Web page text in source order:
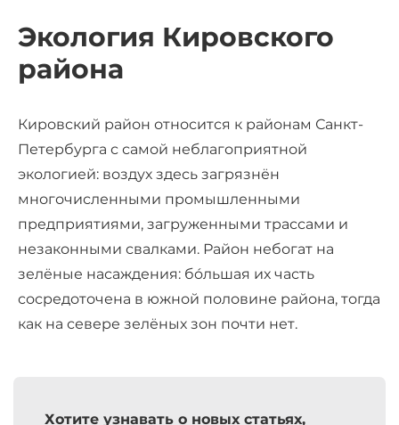
Экология Кировского
района
Кировский район относится к районам Санкт-
Петербурга с самой неблагоприятной
экологией: воздух здесь загрязнён
многочисленными промышленными
предприятиями, загруженными трассами и
незаконными свалками. Район небогат на
зелёные насаждения: бóльшая их часть
сосредоточена в южной половине района, тогда
как на севере зелёных зон почти нет.
Хотите узнавать о новых статьях,